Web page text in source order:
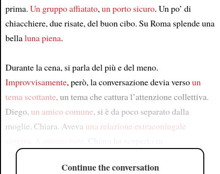
prima. Un gruppo affiatato,un porto sicuro. Un po’ di
chiacchiere, due risate, del buon cibo. Su Roma splende una
bellaluna piena.
Durante la cena, si parla del più e del meno.
Improvvisamente, però, la conversazione devia versoun
tema scottante, un tema che cattura l’attenzione collettiva.
Diego,un amico comune, si è da poco separato dalla
moglie, Chiara. Aveva una relazione extraconiugale
Continue the conversation